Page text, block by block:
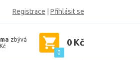
Registrace Přihlásit se
zbývá
0
0 Kč